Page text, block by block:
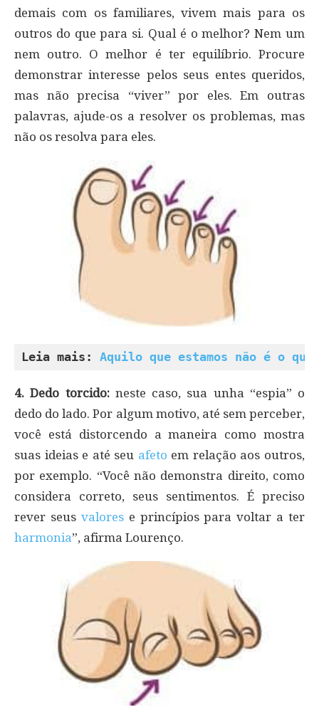
demais com os familiares, vivem mais para os
outros do que para si. Qual é o melhor? Nem um
nem outro. O melhor é ter equilíbrio. Procure
demonstrar interesse pelos seus entes queridos,
mas não precisa “viver” por eles. Em outras
palavras, ajude-os a resolver os problemas, mas
não os resolva para eles.
Leia mais: Aquilo que estamos não é o que
4. Dedo torcido:neste caso, sua unha “espia” o
dedo do lado. Por algum motivo, até sem perceber,
você está distorcendo a maneira como mostra
suas ideias e até seu afeto em relação aos outros,
por exemplo. “Você não demonstra direito, como
considera correto, seus sentimentos. É preciso
rever seusvalorese princípios para voltar a ter
harmonia”, afirma Lourenço.